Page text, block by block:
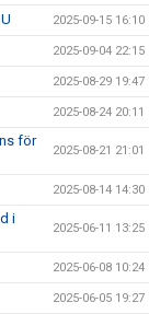
2025-09-15 16:10
2025-09-04 22:15
2025-08-29 19:47
2025-08-24 20:11
för
2025-08-21 21:01
2025-08-14 14:30
i
2025-06-11 13:25
2025-06-08 10:24
2025-06-05 19:27